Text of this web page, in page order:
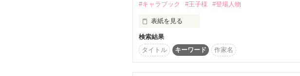
それが私の心を迷わせる。
＊　＊　＊
ねぇ、ラクティス。
#キャラブック #王子様 #登場人物
表紙を見る
俺様王子×無自覚姫
検索結果
タイトル
キーワード 作家名